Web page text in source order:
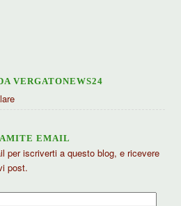
VERGATONEWS24
EMAIL
per iscriverti a questo blog, e ricevere
post.